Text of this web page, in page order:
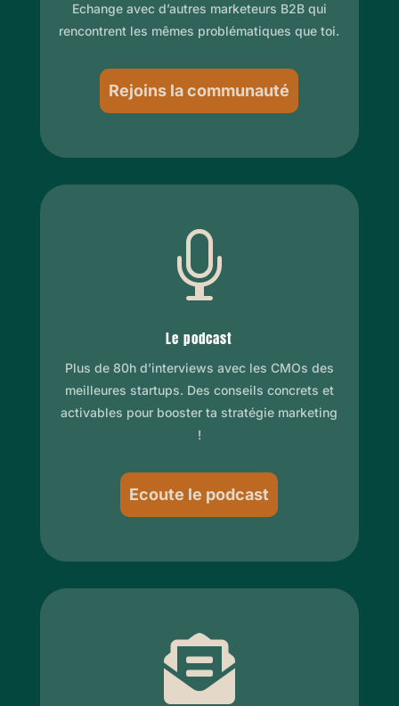
Echange avec d’autres marketeurs B2B qui
rencontrent les mêmes problématiques que toi.
Rejoins la communauté

Le podcast
Plus de 80h d’interviews avec les CMOs des
meilleures startups. Des conseils concrets et
activables pour booster ta stratégie marketing
!
Ecoute le podcast
